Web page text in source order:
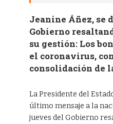
Jeanine Áñez, se
Gobierno
su gestión: Los
el coronavirus,
consolidación de
La Presidente del
último mensaje a la
jueves del Gobierno